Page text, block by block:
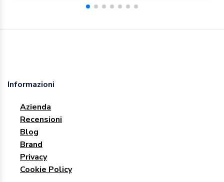
Informazioni
Azienda
Recensioni
Blog
Brand
Privacy
Cookie Policy